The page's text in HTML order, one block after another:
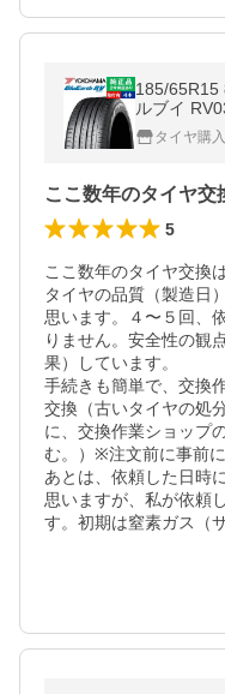
185/65R15
ルブイ
サマータイ
チ|オート
タイヤ購
5
ここ数年のタイヤ交換
タイヤの品質（製造日
思います。４〜５回、
りません。安全性の観
果）しています。
手続きも簡単で、交換
交換（古いタイヤの処
に、交換作業ショップ
む。）※注文前に事前
あとは、依頼した日時
思いますが、私が依頼
す。初期は窒素ガス（